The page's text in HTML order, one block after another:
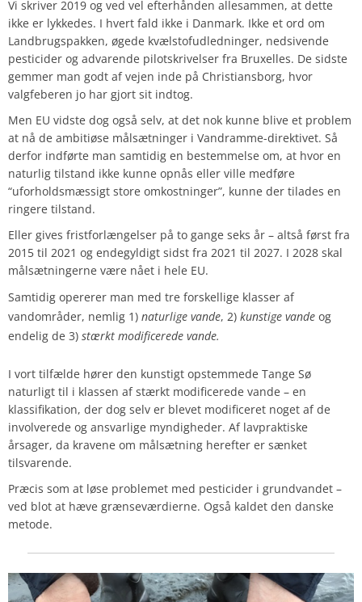
Vi skriver 2019 og ved vel efterhånden allesammen, at dette
ikke er lykkedes. I hvert fald ikke i Danmark. Ikke et ord om
Landbrugspakken, øgede kvælstofudledninger, nedsivende
pesticider og advarende pilotskrivelser fra Bruxelles. De sidste
gemmer man godt af vejen inde på Christiansborg, hvor
valgfeberen jo har gjort sit indtog.
Men EU vidste dog også selv, at det nok kunne blive et problem
at nå de ambitiøse målsætninger i Vandramme-direktivet. Så
derfor indførte man samtidig en bestemmelse om, at hvor en
naturlig tilstand ikke kunne opnås eller ville medføre
“uforholdsmæssigt store omkostninger”, kunne der tilades en
ringere tilstand.
Eller gives fristforlængelser på to gange seks år – altså først fra
2015 til 2021 og endegyldigt sidst fra 2021 til 2027. I 2028 skal
målsætningerne være nået i hele EU.
Samtidig opererer man med tre forskellige klasser af
vandområder, nemlig 1) naturlige vande, 2) kunstige vande og
endelig de 3) stærkt modificerede vande.
I vort tilfælde hører den kunstigt opstemmede Tange Sø
naturligt til i klassen af stærkt modificerede vande – en
klassifikation, der dog selv er blevet modificeret noget af de
involverede og ansvarlige myndigheder. Af lavpraktiske
årsager, da kravene om målsætning herefter er sænket
tilsvarende.
Præcis som at løse problemet med pesticider i grundvandet –
ved blot at hæve grænseværdierne. Også kaldet den danske
metode.